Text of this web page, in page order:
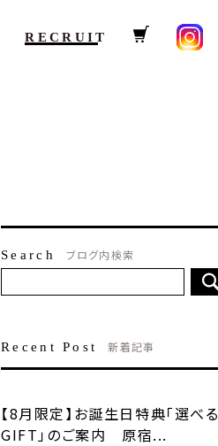
RECRUIT
Search ブログ内検索
Recent Post 新着記事
【8月限定】お誕生日特典「選べる
GIFT」のご案内 原宿...